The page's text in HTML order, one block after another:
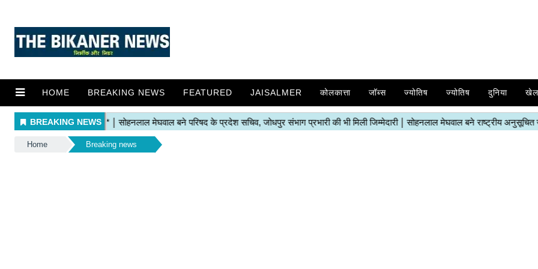
HOME BREAKING NEWS FEATURED JAISALMER कोलकात्ता जॉब्स ज्योतिष ज्योतिष दुनिया खेल
Home Breaking news